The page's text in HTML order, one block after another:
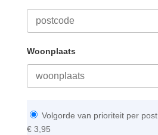
Woonplaats
Volgorde van prioriteit per post
€ 3,95